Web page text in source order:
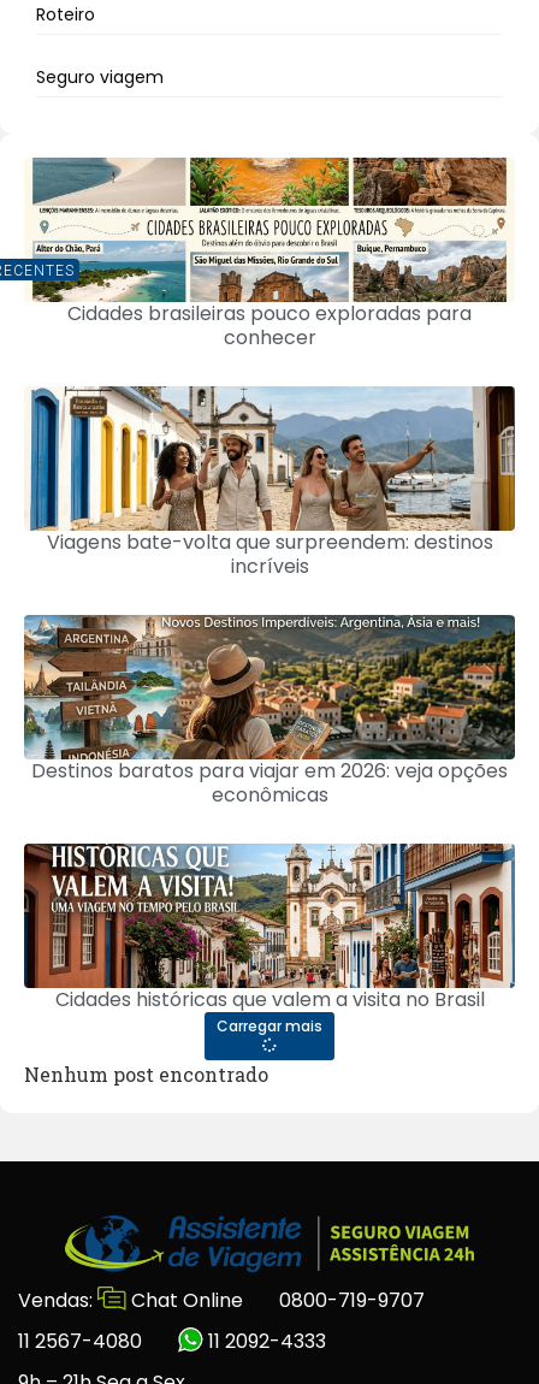
Roteiro
Seguro viagem
Cidades brasileiras pouco exploradas para
conhecer
Viagens bate-volta que surpreendem: destinos
incríveis
Destinos baratos para viajar em 2026: veja opções
econômicas
Cidades históricas que valem a visita no Brasil
Carregar mais
Nenhum post encontrado
Vendas: Chat Online
0800-719-9707
11 2567-4080
11 2092-4333